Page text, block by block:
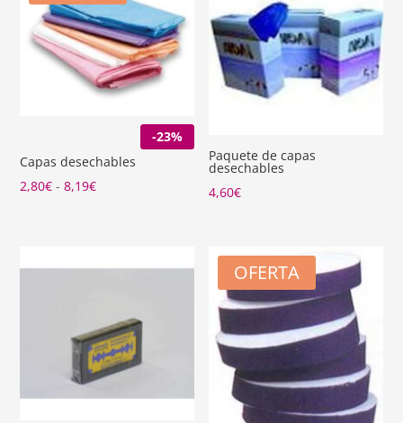
-23%
Capas desechables
2,80€ - 8,19€Rango
8,19€
Paquete de capas
desechables
4,60€
OFERTA